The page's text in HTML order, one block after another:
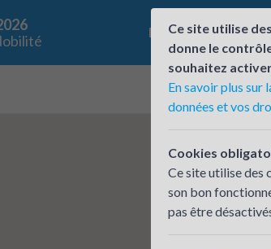
Le challenge Qui
Ce site utilise
donne le
souhaitez
En savoir plus sur
données et vos
Cookies
Ce site utilise des
son bon
pas être